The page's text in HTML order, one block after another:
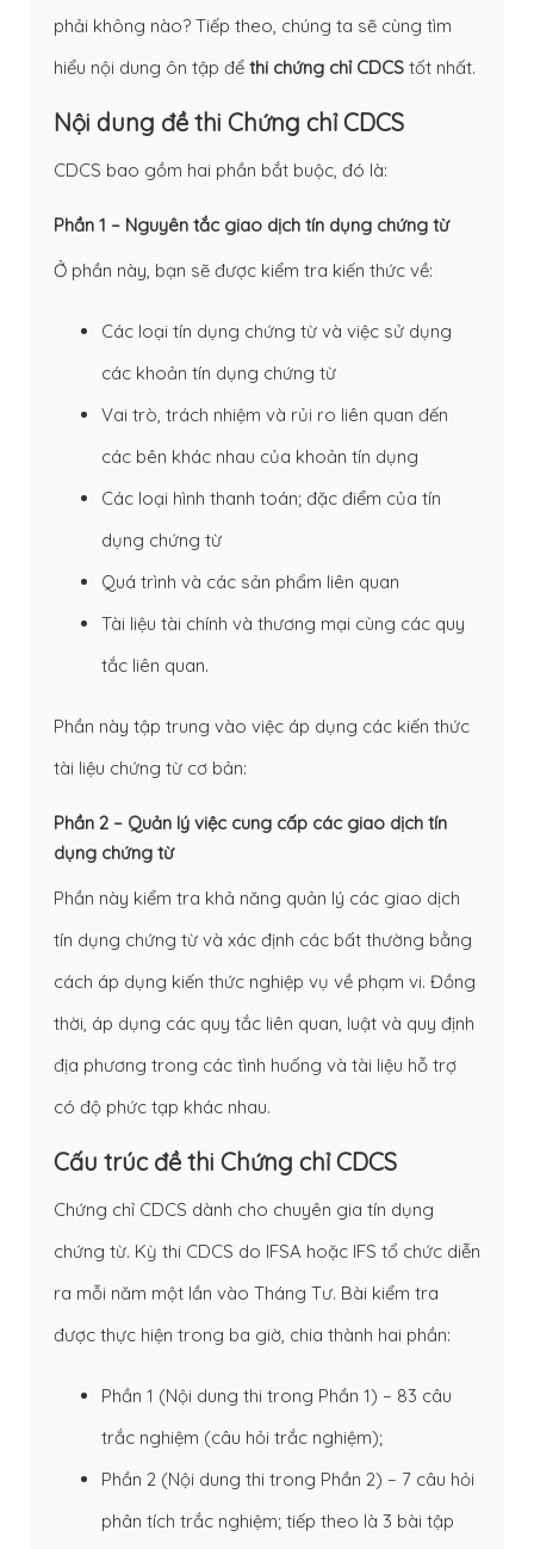
phải không nào? Tiếp theo, chúng ta sẽ cùng tìm
hiểu nội dung ôn tập để thi chứng chỉ CDCS tốt nhất.
Nội dung đề thi Chứng chỉ CDCS
CDCS bao gồm hai phần bắt buộc, đó là:
Phần 1 – Nguyên tắc giao dịch tín dụng chứng từ
Ở phần này, bạn sẽ được kiểm tra kiến thức về:
Các loại tín dụng chứng từ và việc sử dụng
các khoản tín dụng chứng từ
Vai trò, trách nhiệm và rủi ro liên quan đến
các bên khác nhau của khoản tín dụng
Các loại hình thanh toán; đặc điểm của tín
dụng chứng từ
Quá trình và các sản phẩm liên quan
Tài liệu tài chính và thương mại cùng các quy
tắc liên quan.
Phần này tập trung vào việc áp dụng các kiến ​​thức
tài liệu chứng từ cơ bản:
Phần 2 – Quản lý việc cung cấp các giao dịch tín
dụng chứng từ
Phần này kiểm tra khả năng quản lý các giao dịch
tín dụng chứng từ và xác định các bất thường bằng
cách áp dụng kiến ​​thức nghiệp vụ về phạm vi. Đồng
thời, áp dụng các quy tắc liên quan, luật và quy định
địa phương trong các tình huống và tài liệu hỗ trợ
có độ phức tạp khác nhau.
Cấu trúc đề thi Chứng chỉ CDCS
Chứng chỉ CDCS dành cho chuyên gia tín dụng
chứng từ. Kỳ thi CDCS do IFSA hoặc IFS tổ chức diễn
ra mỗi năm một lần vào Tháng Tư. Bài kiểm tra
được thực hiện trong ba giờ, chia thành hai phần:
Phần 1 (Nội dung thi trong Phần 1) – 83 câu
trắc nghiệm (câu hỏi trắc nghiệm);
Phần 2 (Nội dung thi trong Phần 2) – 7 câu hỏi
phân tích trắc nghiệm; tiếp theo là 3 bài tập